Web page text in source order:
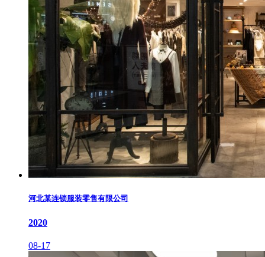
河北某连锁服装零售有限公司
2020
08-17